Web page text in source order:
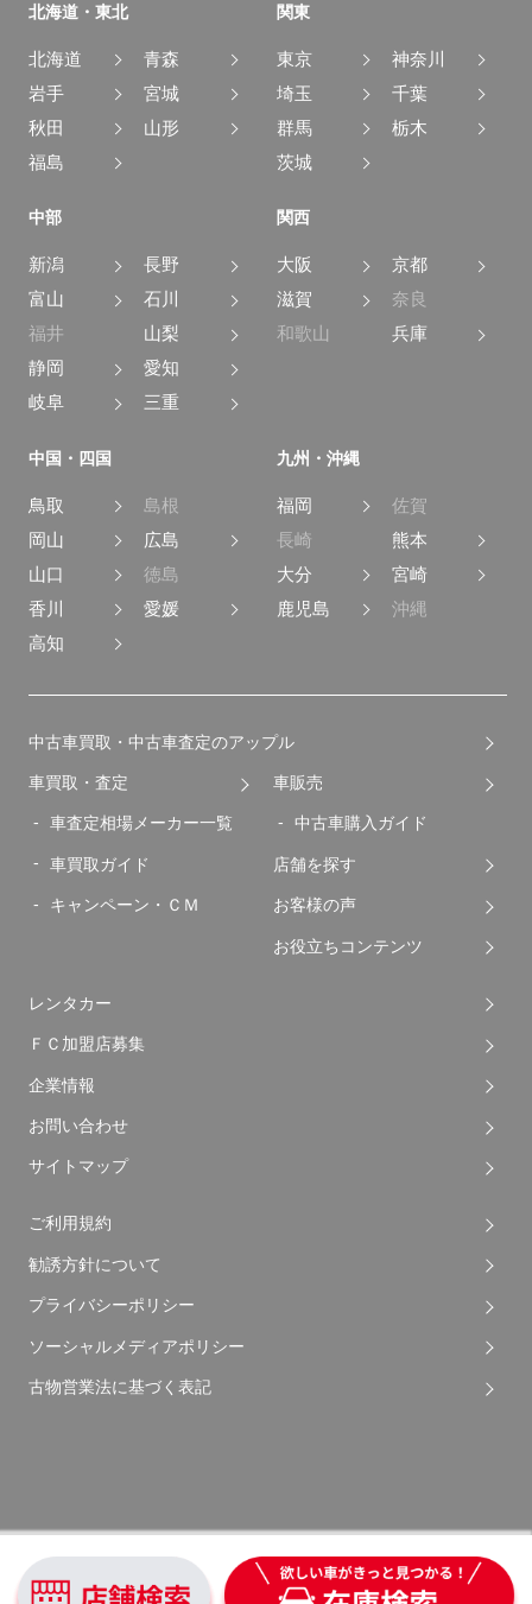
北海道・東北
北海道
青森
岩手
宮城
秋田
山形
福島
関東
東京
神奈川
埼玉
千葉
群馬
栃木
茨城
中部
新潟
長野
富山
石川
福井
山梨
静岡
愛知
岐阜
三重
関西
大阪
京都
滋賀
奈良
和歌山
兵庫
中国・四国
鳥取
島根
岡山
広島
山口
徳島
香川
愛媛
高知
九州・沖縄
福岡
佐賀
長崎
熊本
大分
宮崎
鹿児島
沖縄
中古車買取・中古車査定のアップル
車買取・査定
車査定相場メーカー一覧
車買取ガイド
キャンペーン・ＣＭ
車販売
中古車購入ガイド
店舗を探す
お客様の声
お役立ちコンテンツ
レンタカー
ＦＣ加盟店募集
企業情報
お問い合わせ
サイトマップ
ご利用規約
勧誘方針について
プライバシーポリシー
ソーシャルメディアポリシー
古物営業法に基づく表記